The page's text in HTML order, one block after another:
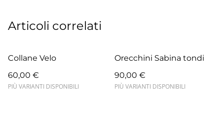
Articoli correlati
Collane Velo
60,00 €
PIÙ VARIANTI DISPONIBILI
Orecchini Sabina tondi
90,00 €
PIÙ VARIANTI DISPONIBILI